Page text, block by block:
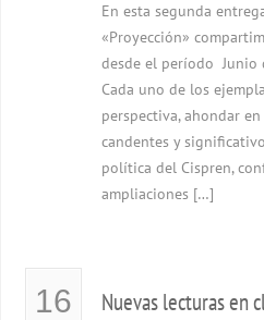
En esta segunda
«Proyección»
desde el período Junio
Cada uno de los
perspectiva, ahondar
candentes y
política del Cispren,
ampliaciones […]
16 Nuevas lecturas en